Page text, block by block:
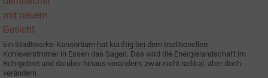
Ein Stadtwerke-Konsortium hat künftig bei dem traditionellen
Kohleverstromer in Essen das Sagen. Das wird die Energielandschaft im
Ruhrgebiet und darüber hinaus verändern, zwar nicht radikal, aber doch
verändern.